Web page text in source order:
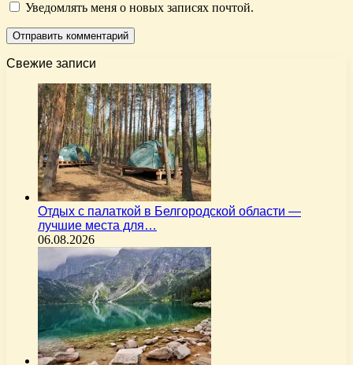
Уведомлять меня о новых записях почтой.
Свежие записи
Отдых с палаткой в Белгородской области —
лучшие места для…
06.08.2026